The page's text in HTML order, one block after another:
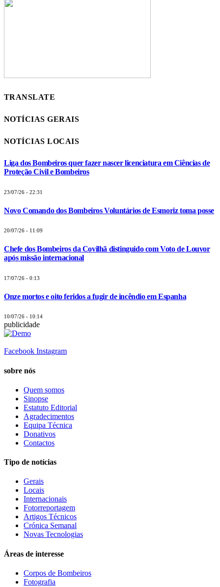
TRANSLATE
NOTÍCIAS GERAIS
NOTÍCIAS LOCAIS
Liga dos Bombeiros quer fazer nascer licenciatura em Ciências de
Proteção Civil e Bombeiros
23/07/26 - 22:31
Novo Comando dos Bombeiros Voluntários de Esmoriz toma posse
20/07/26 - 11:09
Chefe dos Bombeiros da Covilhã distinguido com Voto de Louvor
após missão internacional
17/07/26 - 0:13
Onze mortos e oito feridos a fugir de incêndio em Espanha
10/07/26 - 10:14
publicidade
Facebook Instagram
sobre nós
Quem somos
Sinopse
Estatuto Editorial
Agradecimentos
Equipa Técnica
Donativos
Contactos
Tipo de notícias
Gerais
Locais
Internacionais
Fotorreportagem
Artigos Técnicos
Crónica Semanal
Novas Tecnologias
Áreas de interesse
Corpos de Bombeiros
Fotografia